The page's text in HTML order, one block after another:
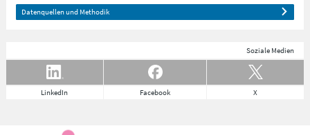
Datenquellen und Methodik
Soziale Medien
LinkedIn Facebook X